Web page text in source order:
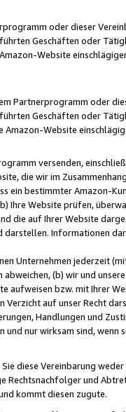
oder dieser
Geschäften oder
Website
Partnerprogramm oder
Geschäften oder
Website
versenden,
die wir im
ein bestimmter Amazon-
Website prüfen,
die auf Ihrer Website
Informationen
Unternehmen jederzeit
(b) wir und
bzw. mit Ihrer
auf unser Recht
Handlungen und
nur wirksam sind,
diese Vereinbarung
Rechtsnachfolger und
kommt diesen zugute.